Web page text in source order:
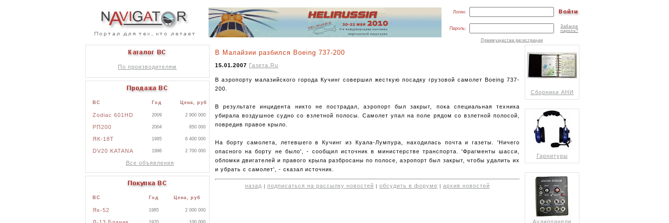
Логин:
Пароль:
Забыли
пароль?
Преимущества регистрации
По производителям
ВС Год Цена, руб
Zodiac 601HD 2009 2 900 000
РП200 2004 850 000
ЯК-18Т 1995 6 400 000
DV20 KATANA 1996 2 700 000
Все объявления
ВС Год Цена, руб
Як-52 1985 2 000 000
1970 100 000
В Малайзии разбился Boeing 737-200
15.01.2007 Газета.Ru
В аэропорту малазийского города Кучинг совершил жесткую посадку грузовой самолет Boeing 737-
200.
В результате инцидента никто не пострадал, аэропорт был закрыт, пока специальная техника
убирала воздушное судно со взлетной полосы. Самолет упал на поле рядом со взлетной полосой,
повредив правое крыло.
На борту самолета, летевшего в Кучинг из Куала-Лумпура, находилась почта и газеты. 'Ничего
опасного на борту не было', - сообщил источник в министерстве транспорта. 'Фрагменты шасси,
обломки двигателей и правого крыла разбросаны по полосе, аэропорт был закрыт, чтобы удалить их
и убрать с самолет', - сказал источник.
назад подписаться на рассылку новостей обсудить в форуме архив новостей
Сборники АНИ
Гарнитуры
Аудиопанели